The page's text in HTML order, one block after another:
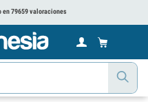
en 79659 valoraciones